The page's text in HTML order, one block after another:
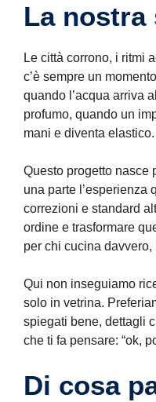
La nostra
Le città corrono, i ritmi
c’è sempre un
quando l’acqua arriva
profumo, quando un
mani e diventa elastico.
Questo progetto nasce
una parte l’esperienza
correzioni e standard
ordine e trasformare
per chi cucina
Qui non inseguiamo
solo in vetrina.
spiegati bene, dettagli
che ti fa pensare: “ok,
Di cosa